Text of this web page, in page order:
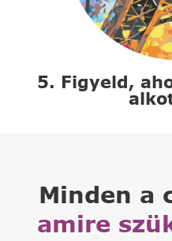
5. Figyeld,
Minden a
amire